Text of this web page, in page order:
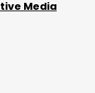
Media